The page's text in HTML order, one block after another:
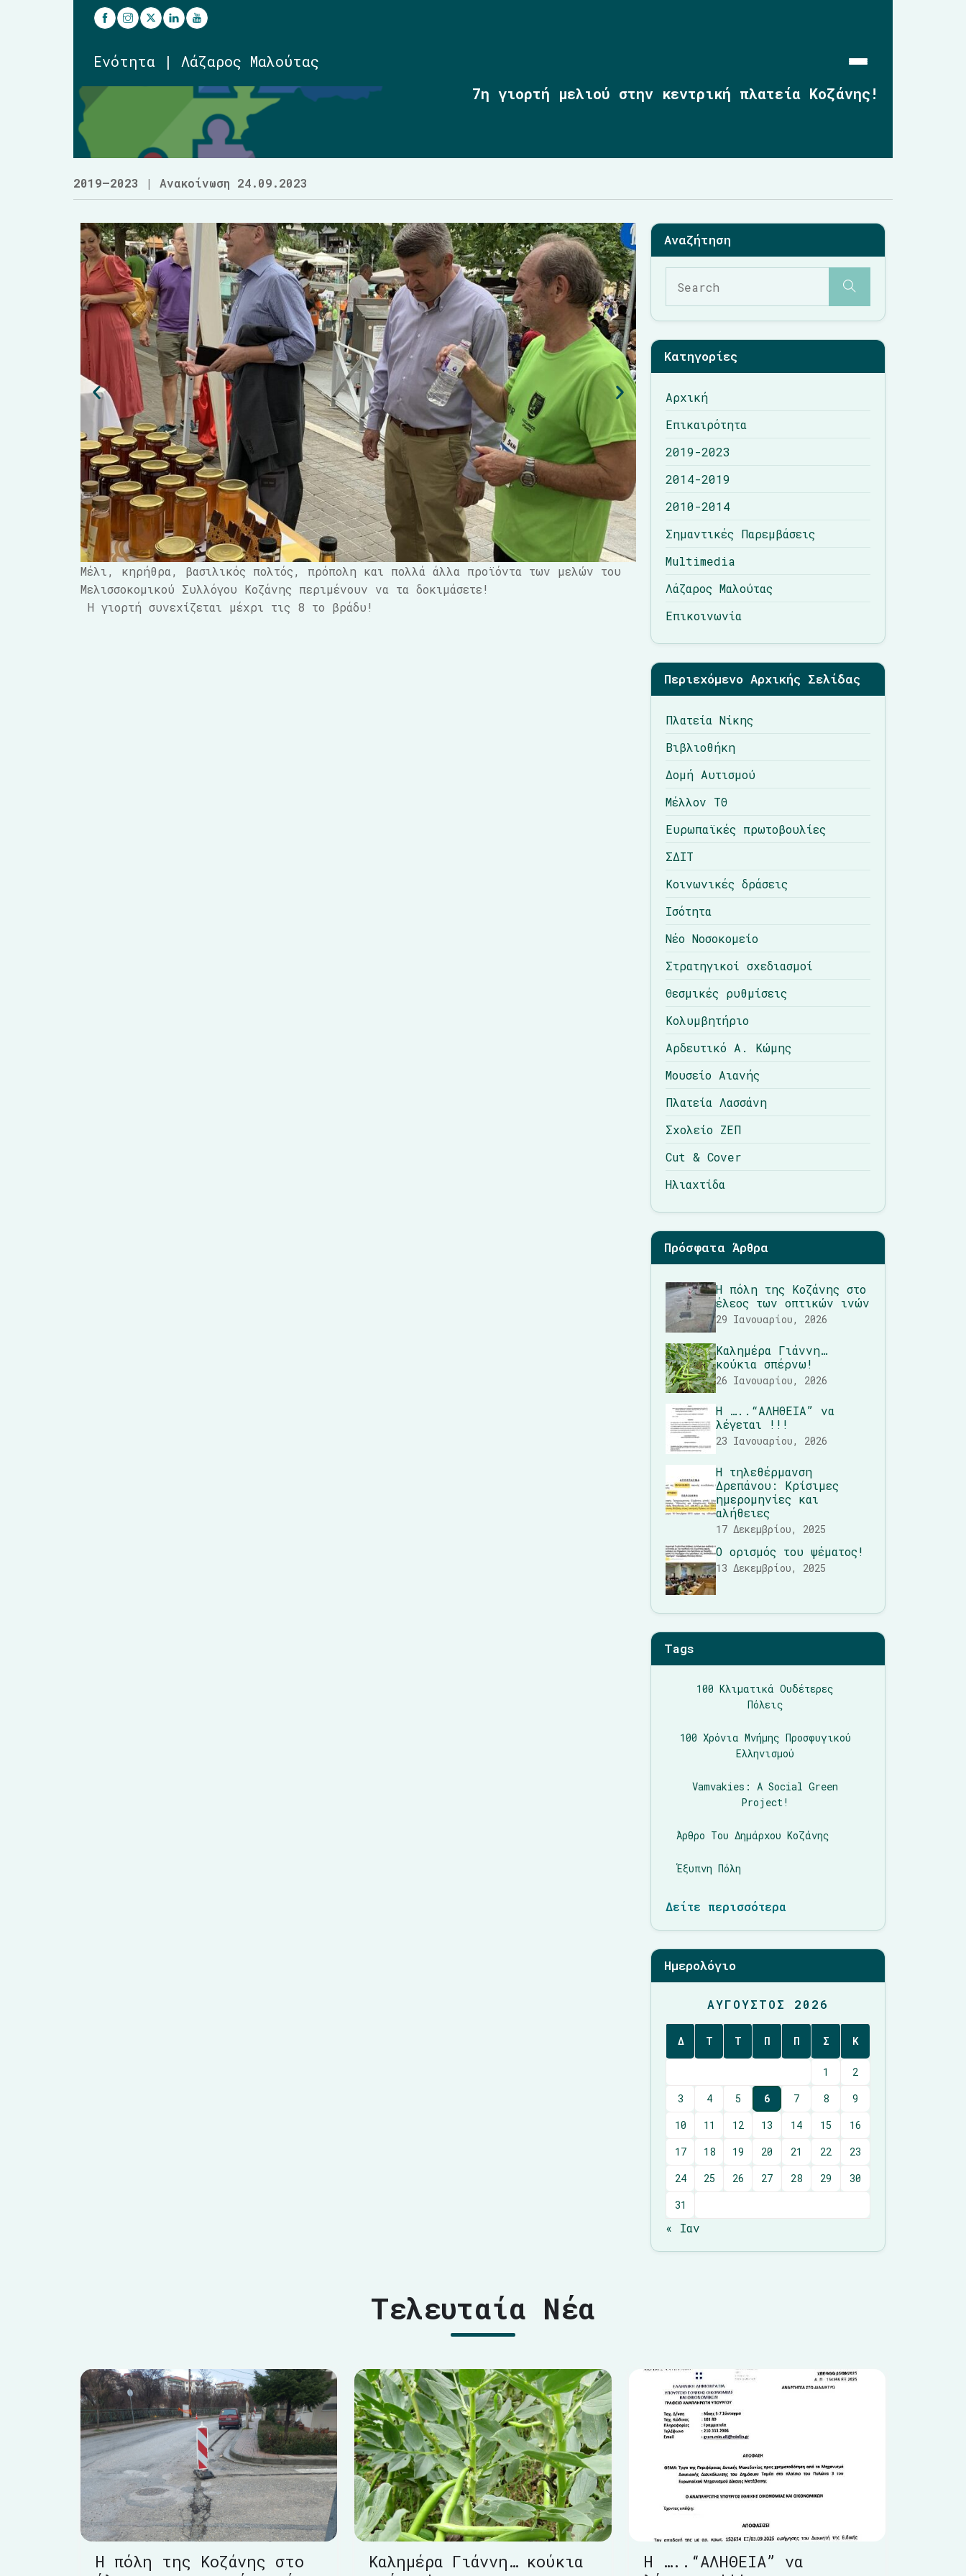
Ενότητα | Λάζαρος Μαλούτας
2019-2023
2014-2019
2010-2014
Σημαντικές Παρεμβάσεις
Multimedia
Λάζαρος Μαλούτας
Επικοινωνία
7η γιορτή μελιού στην κεντρική πλατεία Κοζάνης!
2019–2023 | Ανακοίνωση 24.09.2023
Μέλι, κηρήθρα, βασιλικός πολτός, πρόπολη και πολλά άλλα προϊόντα των μελών του
Μελισσοκομικού Συλλόγου Κοζάνης περιμένουν να τα δοκιμάσετε!
Η γιορτή συνεχίζεται μέχρι τις 8 το βράδυ!
Κατηγορίες
Αρχική
Επικαιρότητα
2019-2023
2014-2019
2010-2014
Σημαντικές Παρεμβάσεις
Multimedia
Λάζαρος Μαλούτας
Επικοινωνία
Περιεχόμενο Αρχικής Σελίδας
Πλατεία Νίκης
Βιβλιοθήκη
Δομή Αυτισμού
Μέλλον ΤΘ
Ευρωπαϊκές πρωτοβουλίες
ΣΔΙΤ
Κοινωνικές δράσεις
Ισότητα
Νέο Νοσοκομείο
Στρατηγικοί σχεδιασμοί
Θεσμικές ρυθμίσεις
Κολυμβητήριο
Αρδευτικό Α. Κώμης
Μουσείο Αιανής
Πλατεία Λασσάνη
Σχολείο ΖΕΠ
Cut & Cover
Ηλιαχτίδα
Πρόσφατα Άρθρα
Η πόλη της Κοζάνης στο
έλεος των οπτικών ινών
29 Ιανουαρίου, 2026
Καλημέρα Γιάννη…
κούκια σπέρνω!
26 Ιανουαρίου, 2026
Η …..“ΑΛΗΘΕΙΑ” να
λέγεται !!!
23 Ιανουαρίου, 2026
Η τηλεθέρμανση
Δρεπάνου: Κρίσιμες
ημερομηνίες και
αλήθειες
17 Δεκεμβρίου, 2025
Ο ορισμός του ψέματος!
13 Δεκεμβρίου, 2025
Tags
100 Κλιματικά Ουδέτερες
Πόλεις
100 Χρόνια Μνήμης Προσφυγικού
Ελληνισμού
Vamvakies: A Social Green
Project!
Άρθρο Του Δημάρχου Κοζάνης
Έξυπνη Πόλη
Δείτε περισσότερα
Ημερολόγιο
ΑΎΓΟΥΣΤΟΣ 2026
Δ Τ Τ Π Π Σ Κ
1
2
3
4 5 6 7 8
9
10
11 12 13 14 15
16
17
18 19 20 21 22
23
24
25 26 27 28 29
30
31
« Ιαν
Τελευταία Νέα
Η πόλη της Κοζάνης στο
Καλημέρα Γιάννη… κούκια
Η …..“ΑΛΗΘΕΙΑ” να